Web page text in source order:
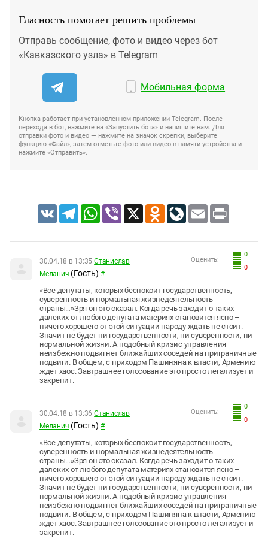
Гласность помогает решить проблемы
Отправь сообщение, фото и видео через бот
«Кавказского узла» в Telegram
Мобильная форма
Кнопка работает при установленном приложении Telegram. После
перехода в бот, нажмите на «Запустить бота» и напишите нам. Для
отправки фото и видео — нажмите на значок скрепки, выберите
функцию «Файл», затем отметьте фото или видео в памяти устройства и
нажмите «Отправить».
VK TelegramWhatsApp
Viber X Odnoklassniki
LiveJournal
Email Print
0
0
Оценить:
30.04.18 в 13:35 Станислав
Меланич (Гость) #
«Все депутаты, которых беспокоит государственность,
суверенность и нормальная жизнедеятельность
страны…»Зря он это сказал. Когда речь заходит о таких
далеких от любого депутата материях становится ясно –
ничего хорошего от этой ситуации народу ждать не стоит.
Значит не будет ни государственности, ни суверенности, ни
нормальной жизни. А подобный кризис управления
неизбежно подвигнет ближайших соседей на приграничные
подвиги. В общем, с приходом Пашиняна к власти, Армению
ждет хаос. Завтрашнее голосование это просто легализует и
закрепит.
0
0
Оценить:
30.04.18 в 13:36 Станислав
Меланич (Гость) #
«Все депутаты, которых беспокоит государственность,
суверенность и нормальная жизнедеятельность
страны…»Зря он это сказал. Когда речь заходит о таких
далеких от любого депутата материях становится ясно –
ничего хорошего от этой ситуации народу ждать не стоит.
Значит не будет ни государственности, ни суверенности, ни
нормальной жизни. А подобный кризис управления
неизбежно подвигнет ближайших соседей на приграничные
подвиги. В общем, с приходом Пашиняна к власти, Армению
ждет хаос. Завтрашнее голосование это просто легализует и
закрепит.